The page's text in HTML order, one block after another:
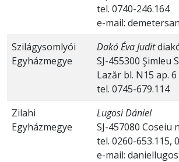
tel. 0740-246.164
e-mail:
Szilágysomlyói
Egyházmegye
Dakó Éva Judit
SJ-455300 Şimleu
Lazăr bl. N15 ap. 6
tel. 0745-679.114
Zilahi
Egyházmegye
Lugosi Dániel
SJ-457080 Coseiu
tel. 0260-653.115,
e-mail: